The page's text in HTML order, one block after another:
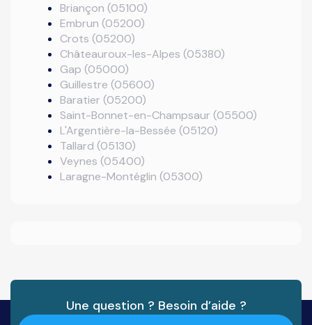
Briançon (05100)
Embrun (05200)
Crots (05200)
Châteauroux-les-Alpes (05380)
Gap (05000)
Guillestre (05600)
Baratier (05200)
Saint-Bonnet-en-Champsaur (05500)
L'Argentière-la-Bessée (05120)
Tallard (05130)
Veynes (05400)
Laragne-Montéglin (05300)
Une question ? Besoin d’aide ?